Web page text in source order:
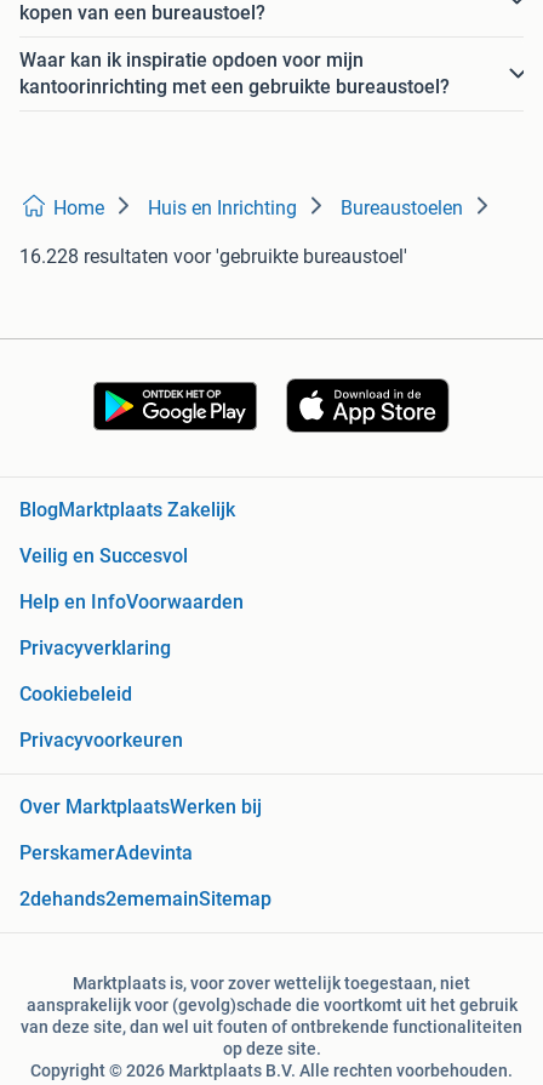
kopen van een bureaustoel?
Waar kan ik inspiratie opdoen voor mijn
kantoorinrichting met een gebruikte bureaustoel?
Home Huis en Inrichting Bureaustoelen
16.228 resultaten voor 'gebruikte bureaustoel'
Blog Marktplaats Zakelijk
Veilig en Succesvol
Help en InfoVoorwaarden
Privacyverklaring
Cookiebeleid
Privacyvoorkeuren
Over MarktplaatsWerken bij
PerskamerAdevinta
2dehands2ememainSitemap
Marktplaats is, voor zover wettelijk toegestaan, niet
aansprakelijk voor (gevolg)schade die voortkomt uit het gebruik
van deze site, dan wel uit fouten of ontbrekende functionaliteiten
op deze site.
Copyright © 2026 Marktplaats B.V. Alle rechten voorbehouden.